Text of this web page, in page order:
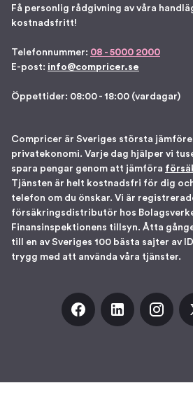
Få personlig rådgivning av våra
kostnadsfritt!
Telefonnummer: 08 - 5000 2000
E-post: info@compricer.se
Öppettider: 08:00 - 18:00 (vardagar)
Compricer är Sveriges största
privatekonomi. Varje dag hjälper vi
spara pengar genom att jämföra
Tjänsten är helt kostnadsfri för dig
telefon om du önskar. Vi är
försäkringsdistributör hos
Finansinspektionens tillsyn. Åtta
till en av Sveriges 100 bästa sajter av
trygg med att använda våra tjänster.